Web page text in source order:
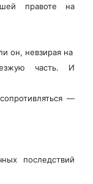
правоте на
он, невзирая на
часть. И
—
последствий